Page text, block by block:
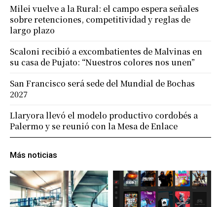
Más noticias
Milei vuelve a la Rural: el campo espera señales
sobre retenciones, competitividad y reglas de
largo plazo
Scaloni recibió a excombatientes de Malvinas en
su casa de Pujato: “Nuestros colores nos unen”
San Francisco será sede del Mundial de Bochas
2027
Llaryora llevó el modelo productivo cordobés a
Palermo y se reunió con la Mesa de Enlace